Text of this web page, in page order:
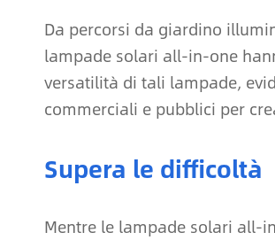
Da percorsi da giardino
lampade solari all-in-one
versatilità di tali lampade,
commerciali e pubblici per
Supera le difficoltà
Mentre le lampade solari all-